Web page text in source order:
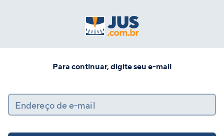
Para continuar, digite seu e-mail
Endereço de e-mail